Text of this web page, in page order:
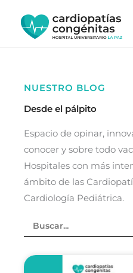
contenido
NUESTRO BLOG
Desde el pálpito
Espacio de opinar,
conocer y sobre todo
Hospitales con más
ámbito de las
Cardiología Pediátrica.
Search
...